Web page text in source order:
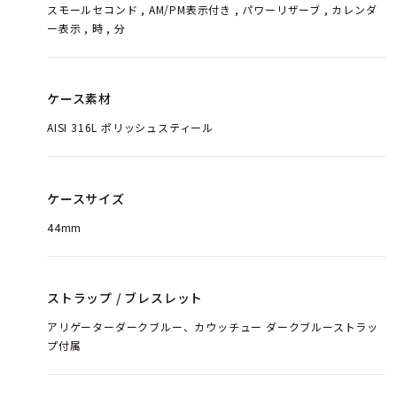
スモールセコンド , AM/PM表示付き , パワーリザーブ , カレンダ
ー表示 , 時 , 分
ケース素材
AISI 316L ポリッシュスティール
ケースサイズ
44mm
ストラップ / ブレスレット
アリゲーターダークブルー、カウッチュー ダークブルーストラッ
プ付属